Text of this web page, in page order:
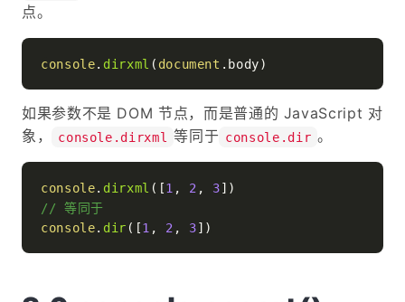
点。
console. dirxml ( document . body
如果参数不是 DOM 节点，而是普通的 JavaScript 对
象，
console.dirxml 等同于 console.dir 。
console. dirxml ([1 , 2 , 3
// 等同于
console. dir ([1 , 2 , 3